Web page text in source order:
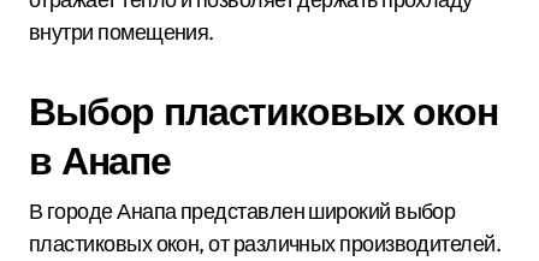
внутри помещения.
Выбор пластиковых окон
в Анапе
В городе Анапа представлен широкий выбор
пластиковых окон, от различных производителей.